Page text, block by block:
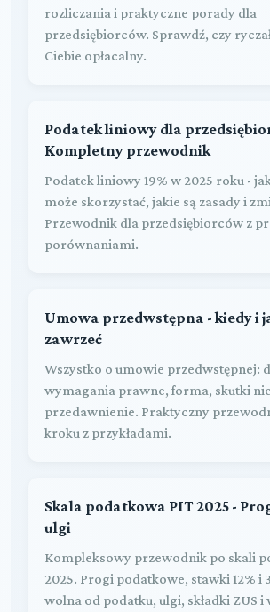
rozliczania i praktyczne porady dla
przedsiębiorców. Sprawdź, czy
Ciebie opłacalny.
Podatek liniowy dla
Kompletny przewodnik
Podatek liniowy 19% w 2025 roku -
może skorzystać, jakie są zasady i
Przewodnik dla przedsiębiorców z
porównaniami.
Umowa przedwstępna - kiedy i
zawrzeć
Wszystko o umowie przedwstępnej:
wymagania prawne, forma, skutki
przedawnienie. Praktyczny
kroku z przykładami.
Skala podatkowa PIT 2025 -
ulgi
Kompleksowy przewodnik po skali
2025. Progi podatkowe, stawki 12% i
wolna od podatku, ulgi, składki ZUS i